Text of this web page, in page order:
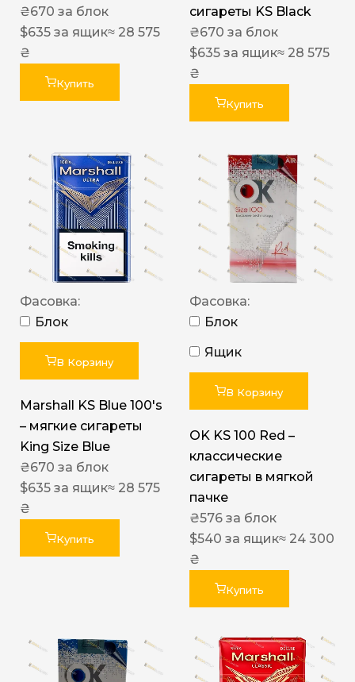
₴670 за блок
$635 за ящик≈ 28 575
₴
Купить
сигареты KS Black
₴670 за блок
$635 за ящик≈ 28 575
₴
Купить
Фасовка:
Блок
В Корзину
Marshall KS Blue 100's
– мягкие сигареты
King Size Blue
₴670 за блок
$635 за ящик≈ 28 575
₴
Купить
Фасовка:
Блок
Ящик
В Корзину
OK KS 100 Red –
классические
сигареты в мягкой
пачке
₴576 за блок
$540 за ящик≈ 24 300
₴
Купить